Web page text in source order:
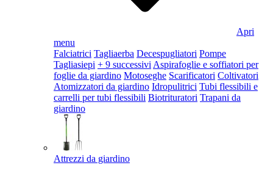
Apri
menu
Falciatrici Tagliaerba Decespugliatori Pompe
Tagliasiepi + 9 successivi Aspirafoglie e soffiatori per
foglie da giardino Motoseghe Scarificatori Coltivatori
Atomizzatori da giardino Idropulitrici Tubi flessibili e
carrelli per tubi flessibili Biotrituratori Trapani da
giardino
Attrezzi da giardino